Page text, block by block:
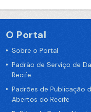
O Portal
Sobre o Portal
Padrão de Serviço de
Recife
Padrões de Publicação
Abertos do Recife